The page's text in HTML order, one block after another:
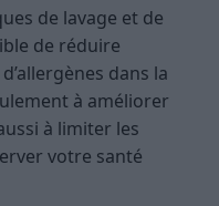
de lavage et de
de réduire
dans la
à améliorer
à limiter les
votre santé